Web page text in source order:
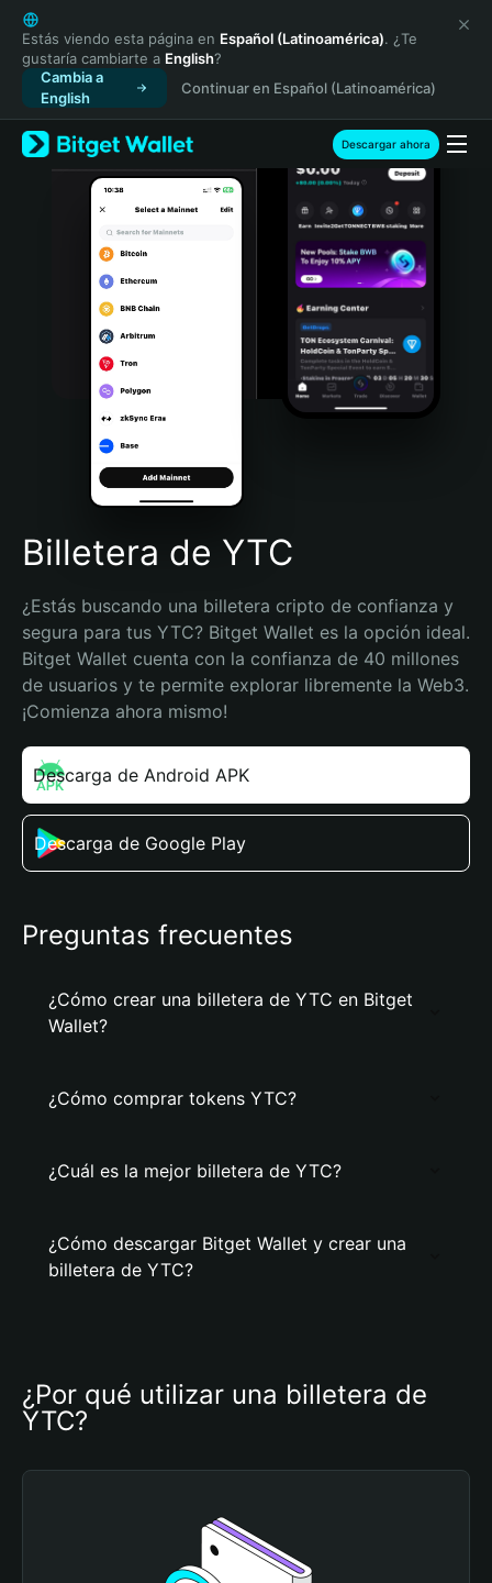
English
日本語
Tiếng Việt
Русский
Español (Latinoamérica)
Türkçe
Italiano
Português (Portugal)
Bahasa Indonesia
Português (Brasil)
Español (Argentina)
Estás viendo esta página en Español (Latinoamérica). ¿Te
gustaría cambiarte a English?
Cambia a
English
Continuar en Español (Latinoamérica)
Descargar ahora
Billetera de YTC
¿Estás buscando una billetera cripto de confianza y
segura para tus YTC? Bitget Wallet es la opción ideal.
Bitget Wallet cuenta con la confianza de 40 millones
de usuarios y te permite explorar libremente la Web3.
¡Comienza ahora mismo!
Descarga de Android APK
Descarga de Google Play
Preguntas frecuentes
¿Cómo crear una billetera de YTC en Bitget
Wallet?
¿Cómo comprar tokens YTC?
¿Cuál es la mejor billetera de YTC?
¿Cómo descargar Bitget Wallet y crear una
billetera de YTC?
¿Por qué utilizar una billetera de
YTC?